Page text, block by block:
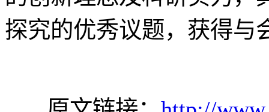
探究的优秀议题，获得与